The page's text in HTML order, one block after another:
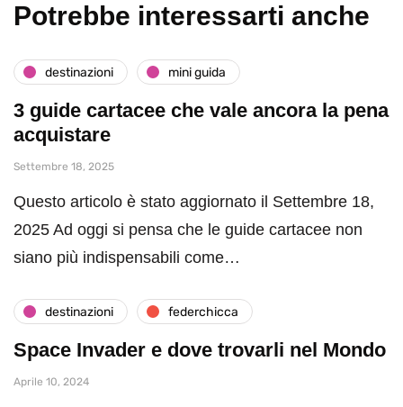
Potrebbe interessarti anche
destinazioni mini guida
3 guide cartacee che vale ancora la pena
acquistare
Settembre 18, 2025
Questo articolo è stato aggiornato il Settembre 18,
2025 Ad oggi si pensa che le guide cartacee non
siano più indispensabili come…
destinazioni federchicca
Space Invader e dove trovarli nel Mondo
Aprile 10, 2024